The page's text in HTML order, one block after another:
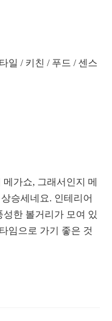
일 / 키친 / 푸드 / 센스
가쇼, 그래서인지 메
승세네요. 인테리어
한 볼거리가 모여 있
임으로 가기 좋은 것